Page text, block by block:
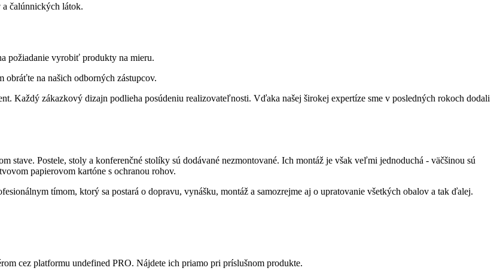
čalúnnických látok.
požiadanie vyrobiť produkty na mieru.
obráťte na našich odborných zástupcov.
Každý zákazkový dizajn podlieha posúdeniu realizovateľnosti. Vďaka našej širokej expertíze sme v posledných rokoch dodali
Postele, stoly a konferenčné stolíky sú dodávané nezmontované. Ich montáž je však veľmi jednoduchá - väčšinou sú
papierovom kartóne s ochranou rohov.
tímom, ktorý sa postará o dopravu, vynášku, montáž a samozrejme aj o upratovanie všetkých obalov a tak ďalej.
cez platformu undefined PRO. Nájdete ich priamo pri príslušnom produkte.